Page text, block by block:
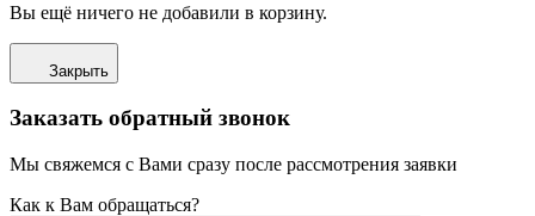
Вы ещё ничего не добавили в корзину.
Закрыть
Заказать обратный звонок
Мы свяжемся с Вами сразу после рассмотрения заявки
Как к Вам обращаться?